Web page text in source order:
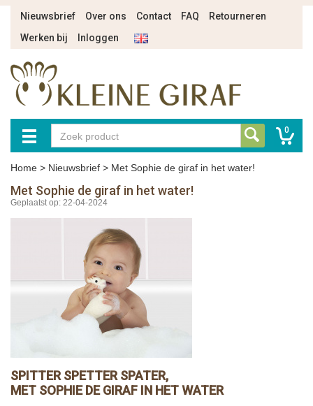
Nieuwsbrief Over ons Contact FAQ
Retourneren
Werken bij
Inloggen
0
Home > Nieuwsbrief > Met Sophie de giraf in het water!
Met Sophie de giraf in het water!
Geplaatst op: 22-04-2024
SPITTER SPETTER SPATER,
MET SOPHIE DE GIRAF IN HET WATER